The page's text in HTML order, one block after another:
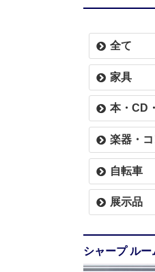
全て
家具
本・CD
楽器・
自転車
展示品
シャープ ル